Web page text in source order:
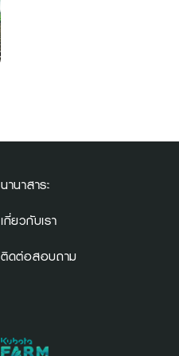
นานาสาระ
เกี่ยวกับเรา
ติดต่อสอบถาม